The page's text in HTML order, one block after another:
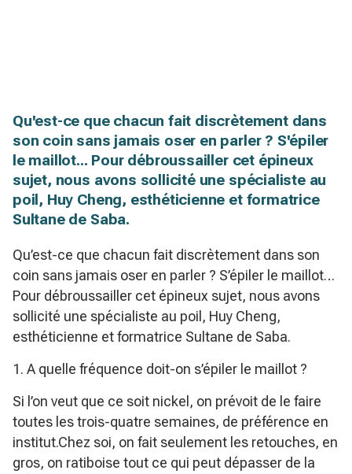
Qu'est-ce que chacun fait discrètement dans
son coin sans jamais oser en parler ? S'épiler
le maillot... Pour débroussailler cet épineux
sujet, nous avons sollicité une spécialiste au
poil, Huy Cheng, esthéticienne et formatrice
Sultane de Saba.
Qu’est-ce que chacun fait discrètement dans son
coin sans jamais oser en parler ? S’épiler le maillot…
Pour débroussailler cet épineux sujet, nous avons
sollicité une spécialiste au poil, Huy Cheng,
esthéticienne et formatrice Sultane de Saba.
1. A quelle fréquence doit-on s’épiler le maillot ?
Si l’on veut que ce soit nickel, on prévoit de le faire
toutes les trois-quatre semaines, de préférence en
institut.Chez soi, on fait seulement les retouches, en
gros, on ratiboise tout ce qui peut dépasser de la